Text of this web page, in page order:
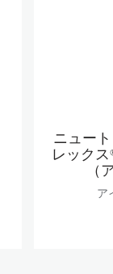
ニュー
レック
（
ア